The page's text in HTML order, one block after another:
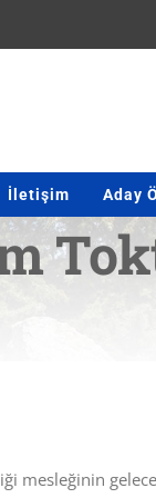
İletişim Aday
mesleğinin